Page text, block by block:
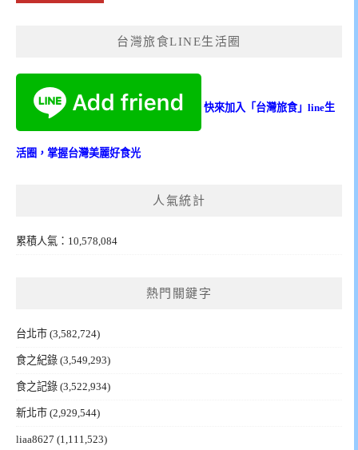
台灣旅食LINE生活圈
快來加入「台灣旅食」line生
活圈，掌握台灣美麗好食光
人氣統計
累積人氣：10,578,084
熱門關鍵字
台北市 (3,582,724)
食之紀錄 (3,549,293)
食之記錄 (3,522,934)
新北市 (2,929,544)
liaa8627 (1,111,523)